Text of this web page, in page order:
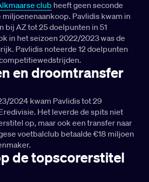
club heeft geen seconde
miljoenenaankoop. Pavlidis kwam in
bij AZ tot 25 doelpunten in 51
in het seizoen 2022/2023 was de
Pavlidis noteerde 12 doelpunten
en droomtransfer
2024 kwam Pavlidis tot 29
Het leverde de spits niet
op, maar ook een transfer naar
voetbalclub betaalde €18 miljoen
de topscorerstitel